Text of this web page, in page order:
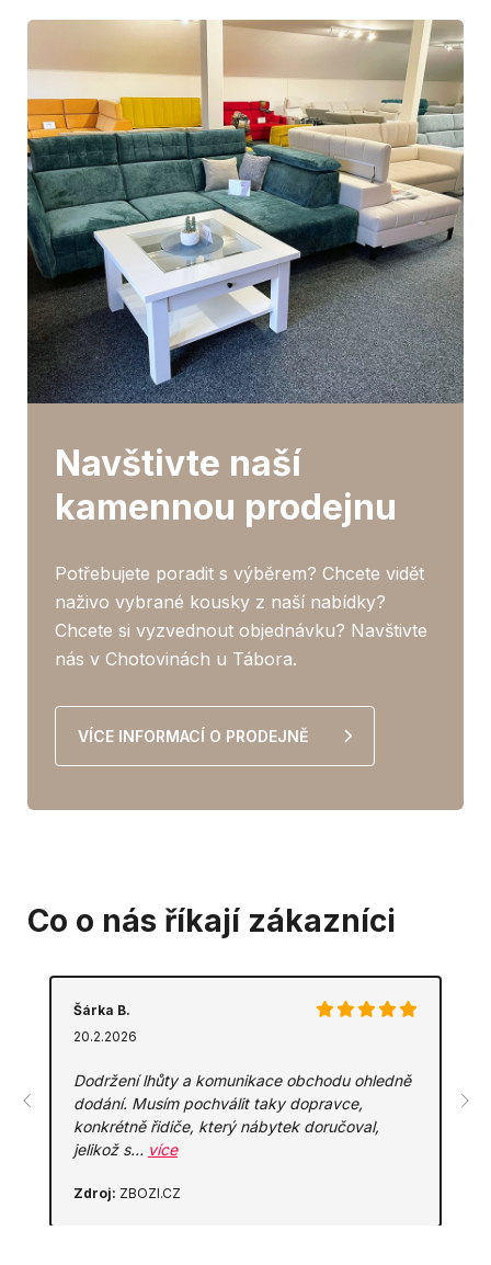
Navštivte naší
kamennou prodejnu
Potřebujete poradit s výběrem? Chcete vidět
naživo vybrané kousky z naší nabídky?
Chcete si vyzvednout objednávku? Navštivte
nás v Chotovinách u Tábora.
VÍCE INFORMACÍ O PRODEJNĚ
Co o nás říkají zákazníci
Šárka B.
20.2.2026
Dodržení lhůty a komunikace obchodu ohledně
dodání. Musím pochválit taky dopravce,
konkrétně řidiče, který nábytek doručoval,
jelikož s… více
Zdroj: ZBOZI.CZ